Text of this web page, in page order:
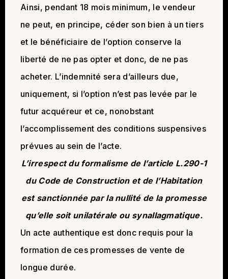
Ainsi, pendant 18 mois minimum, le vendeur
ne peut, en principe, céder son bien à un tiers
et le bénéficiaire de l’option conserve la
liberté de ne pas opter et donc, de ne pas
acheter. L’indemnité sera d’ailleurs due,
uniquement, si l’option n’est pas levée par le
futur acquéreur et ce, nonobstant
l’accomplissement des conditions suspensives
prévues au sein de l’acte.
L’irrespect du formalisme de l’article L.290-1
du Code de Construction et de l’Habitation
est sanctionnée par la nullité de la promesse
qu’elle soit unilatérale ou synallagmatique.
Un acte authentique est donc requis pour la
formation de ces promesses de vente de
longue durée.